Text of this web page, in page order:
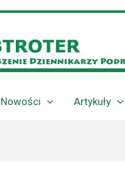
Nowości Artykuły